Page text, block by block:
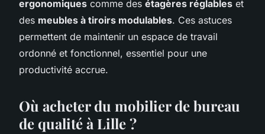
ergonomiques comme des étagères réglables et
des meubles à tiroirs modulables. Ces astuces
permettent de maintenir un espace de travail
ordonné et fonctionnel, essentiel pour une
productivité accrue.
Où acheter du mobilier de bureau
de qualité à Lille ?